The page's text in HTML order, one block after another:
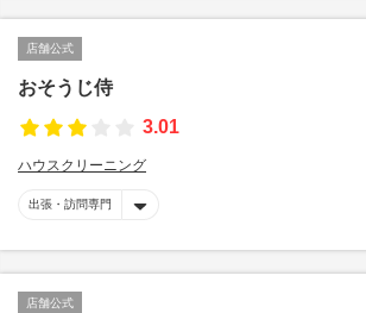
店舗公式
おそうじ侍
3.01
ハウスクリーニング
出張・訪問専門
店舗公式